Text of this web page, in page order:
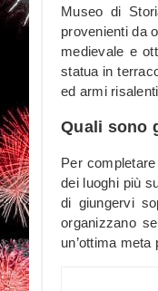
Museo di
provenienti da
medievale e
statua in
ed armi
Quali sono
Per
dei luoghi più
di giungervi
organizzano
un’ottima